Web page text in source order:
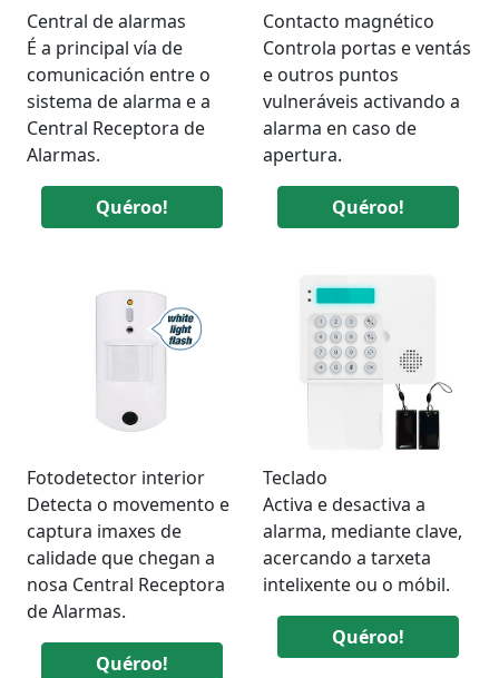
Central de alarmas
É a principal vía de
comunicación entre o
sistema de alarma e a
Central Receptora de
Alarmas.
Quéroo!
Contacto magnético
Controla portas e ventás
e outros puntos
vulneráveis activando a
alarma en caso de
apertura.
Quéroo!
Fotodetector interior
Detecta o movemento e
captura imaxes de
calidade que chegan a
nosa Central Receptora
de Alarmas.
Quéroo!
Teclado
Activa e desactiva a
alarma, mediante clave,
acercando a tarxeta
intelixente ou o móbil.
Quéroo!